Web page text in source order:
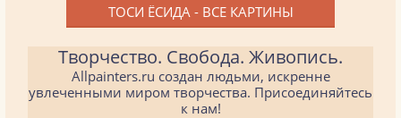
ТОСИ ЁСИДА - ВСЕ КАРТИНЫ
Творчество. Свобода. Живопись.
Allpainters.ru создан людьми, искренне
увлеченными миром творчества. Присоединяйтесь
к нам!